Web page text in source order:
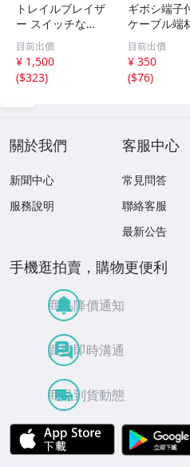
トレイルブレイザ
ー スイッチなど
色々セット
目前出價
¥ 1,500
($323)
ギボシ端子
ケーブル端
目前出價
¥ 350
($76)
關於我們
新聞中心
服務說明
客服中心
常見問答
聯絡客服
最新公告
手機逛拍賣，購物更便利
商品降價通知
買賣即時溝通
商品到貨動態
APP Store